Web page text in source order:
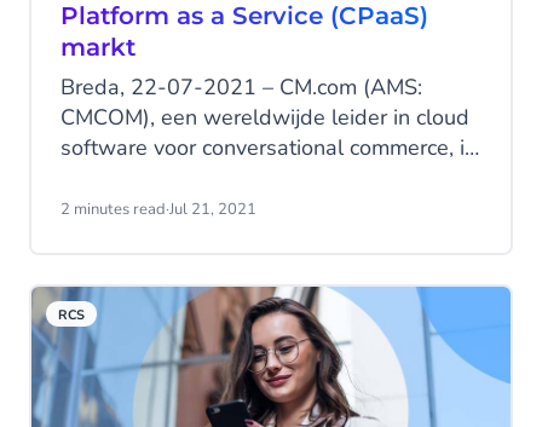
Platform as a Service (CPaaS)
markt
Breda, 22-07-2021 – CM.com (AMS:
CMCOM), een wereldwijde leider in cloud
software voor conversational commerce, is
2021 IDC MarketScape for Worldwide
2 minutes read·Jul 21, 2021
RCS